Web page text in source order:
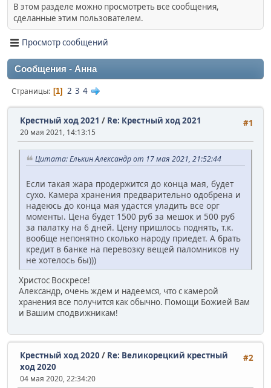
В этом разделе можно просмотреть все сообщения,
сделанные этим пользователем.
Просмотр сообщений
Сообщения - Анна
Страницы 1 2 3 4
#1
Крестный ход 2021 / Re: Крестный ход 2021
20 мая 2021, 14:13:15
Цитата: Елькин Александр от 17 мая 2021, 21:52:44
Если такая жара продержится до конца мая, будет
сухо. Камера хранения предварительно одобрена и
надеюсь до конца мая удастся уладить все орг
моменты. Цена будет 1500 руб за мешок и 500 руб
за палатку на 6 дней. Цену пришлось поднять, т.к.
вообще непонятно сколько народу приедет. А брать
кредит в банке на перевозку вещей паломников ну
не хотелось бы)))
Христос Воскресе!
Александр, очень ждем и надеемся, что с камерой
хранения все получится как обычно. Помощи Божией Вам
и Вашим сподвижникам!
#2
Крестный ход 2020 / Re: Великорецкий крестный
ход 2020
04 мая 2020, 22:34:20